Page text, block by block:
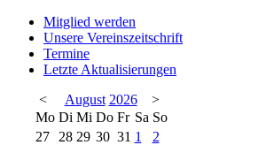
Mitglied werden
Unsere Vereinszeitschrift
Termine
Letzte Aktualisierungen
<
August 2026
>
Mo Di Mi Do Fr Sa So
27
28 29 30 31 1
2